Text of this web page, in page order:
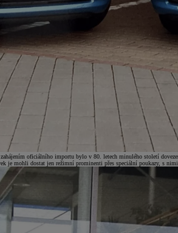
oficiálního importu bylo v 80. letech minulého století
je mohli dostat jen režimní prominenti přes speciální poukazy, s